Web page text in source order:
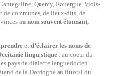
Quercy, Rouergue, Viols-
communes, de lieux-dits, de
au nom souvent étonnant,
et d’éclairer les noms de
linguistique : au coeur du
pays de dialecte languedocien
de la Dordogne au littoral du